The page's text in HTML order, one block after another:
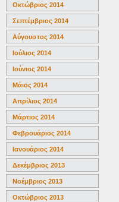
Οκτώβριος 2014
Σεπτέμβριος 2014
Αύγουστος 2014
Ιούλιος 2014
Ιούνιος 2014
Μάιος 2014
Απρίλιος 2014
Μάρτιος 2014
Φεβρουάριος 2014
Ιανουάριος 2014
Δεκέμβριος 2013
Νοέμβριος 2013
Οκτώβριος 2013